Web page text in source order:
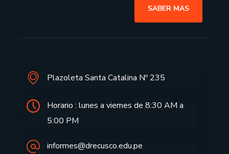
SABER MAS
Plazoleta Santa Catalina Nº 235
Horario : lunes a viernes de 8:30 AM a
5:00 PM
informes@drecusco.edu.pe